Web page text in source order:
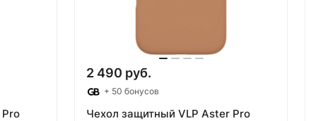
2 490 руб.
+ 50 бонусов
Чехол защитный VLP Aster Pro